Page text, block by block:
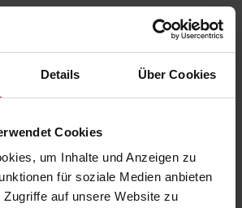
Details Über Cookies
Cookies
um Inhalte und Anzeigen zu
für soziale Medien anbieten
auf unsere Website zu